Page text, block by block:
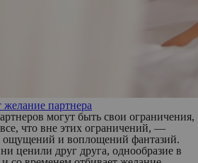
партнера
могут быть свои ограничения,
что вне этих ограничений, —
ощущений и воплощений фантазий.
ценили друг друга, однообразие в